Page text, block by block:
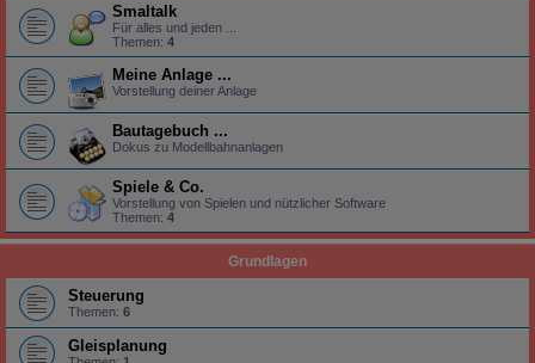
Smaltalk
Für alles und jeden ...
Themen: 4
Meine Anlage ...
Vorstellung deiner Anlage
Bautagebuch ...
Dokus zu Modellbahnanlagen
Spiele & Co.
Vorstellung von Spielen und nützlicher Software
Themen: 4
Grundlagen
Steuerung
Themen: 6
Gleisplanung